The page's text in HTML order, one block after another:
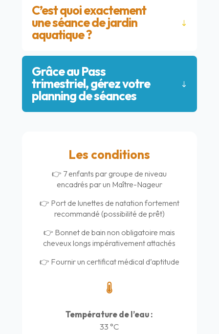
C’est quoi exactement
une séance de jardin
aquatique ?
Grâce au Pass
trimestriel, gérez votre
planning de séances
Les conditions
👉 7 enfants par groupe de niveau
encadrés par un Maître-Nageur
👉 Port de lunettes de natation fortement
recommandé (possibilité de prêt)
👉 Bonnet de bain non obligatoire mais
cheveux longs impérativement attachés
👉 Fournir un certificat médical d’aptitude

Température de l’eau :
33 °C